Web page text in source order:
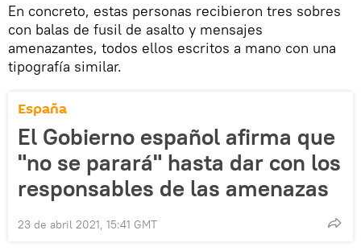
En concreto, estas personas recibieron tres sobres
con balas de fusil de asalto y mensajes
amenazantes, todos ellos escritos a mano con una
tipografía similar.
España
El Gobierno español afirma que
"no se parará" hasta dar con los
responsables de las amenazas
23 de abril 2021, 15:41 GMT